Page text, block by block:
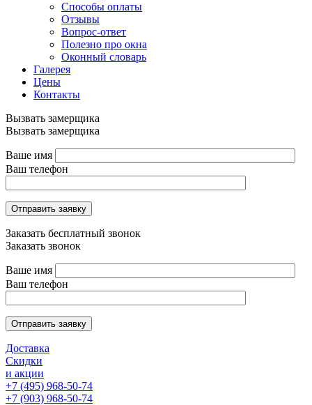
Способы оплаты
Отзывы
Вопрос-ответ
Полезно про окна
Оконный словарь
Галерея
Цены
Контакты
Вызвать замерщика
Вызвать замерщика
Ваше имя
Ваш телефон
Отправить заявку
Заказать бесплатный звонок
Заказать звонок
Ваше имя
Ваш телефон
Отправить заявку
Доставка
Скидки
и акции
+7 (495) 968-50-74
+7 (903) 968-50-74